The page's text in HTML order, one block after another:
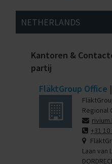
NETHERLANDS
Kantoren &
partij
FläktGroup Office |
Regional
+31 10
Laan van